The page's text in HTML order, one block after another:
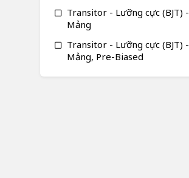
Transitor - Lưỡng cực (BJT) -
Mảng
Transitor - Lưỡng cực (BJT) -
Mảng, Pre-Biased